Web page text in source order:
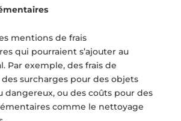
mentions de frais
qui pourraient s’ajouter au
Par exemple, des frais de
surcharges pour des objets
dangereux, ou des coûts pour des
comme le nettoyage